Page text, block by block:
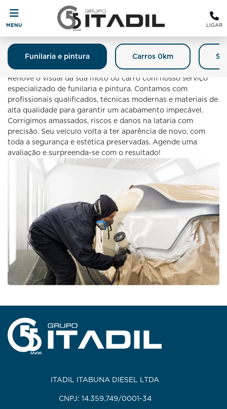
MENU LIGAR
Carros 0km
Funilaria e pintura
Funilaria E Pintura
Renove o visual da sua moto ou carro com nosso serviço
especializado de funilaria e pintura. Contamos com
profissionais qualificados, técnicas modernas e materiais de
alta qualidade para garantir um acabamento impecável.
Corrigimos amassados, riscos e danos na lataria com
precisão. Seu veículo volta a ter aparência de novo, com
toda a segurança e estética preservadas. Agende uma
avaliação e surpreenda-se com o resultado!
ITADIL ITABUNA DIESEL LTDA
CNPJ: 14.359.749/0001-34